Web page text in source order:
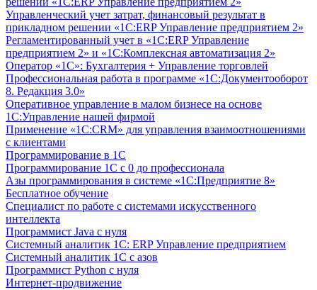
Управленческий учет затрат, финансовый результат в
прикладном решении «1С:ERP Управление предприятием 2»
Регламентированный учет в «1С:ERP Управление
предприятием 2» и «1С:Комплексная автоматизация 2»
Оператор «1С»: Бухгалтерия + Управление торговлей
Профессиональная работа в программе «1С:Документооборот
8. Редакция 3.0»
Оперативное управление в малом бизнесе на основе
1С:Управление нашей фирмой
Применение «1С:CRM» для управления взаимоотношениями
с клиентами
Программирование в 1С
Программирование 1С с 0 до профессионала
Азы программирования в системе «1С:Предприятие 8»
Бесплатное обучение
Специалист по работе с системами искусственного
интеллекта
Программист Java с нуля
Системный аналитик 1С: ERP Управление предприятием
Системный аналитик 1С с азов
Программист Python с нуля
Интернет-продвижение